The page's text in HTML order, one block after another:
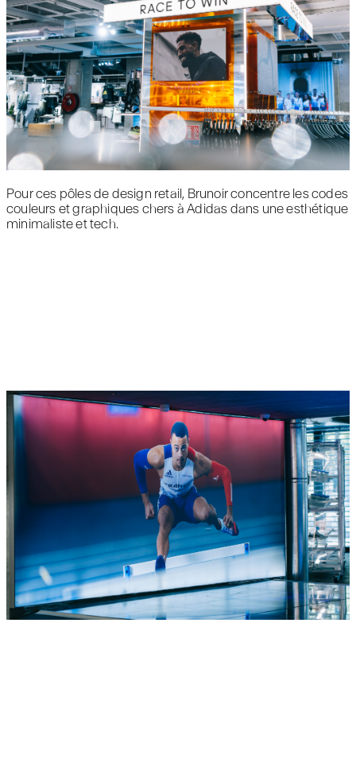
Pour ces pôles de design retail, Brunoir concentre les codes
couleurs et graphiques chers à Adidas dans une esthétique
minimaliste et tech.